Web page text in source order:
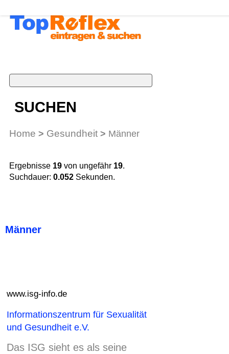
SUCHEN
Home > Gesundheit > Männer
Ergebnisse 19 von ungefähr 19.
Suchdauer: 0.052 Sekunden.
Männer
www.isg-info.de
Informationszentrum für Sexualität
und Gesundheit e.V.
Das ISG sieht es als seine